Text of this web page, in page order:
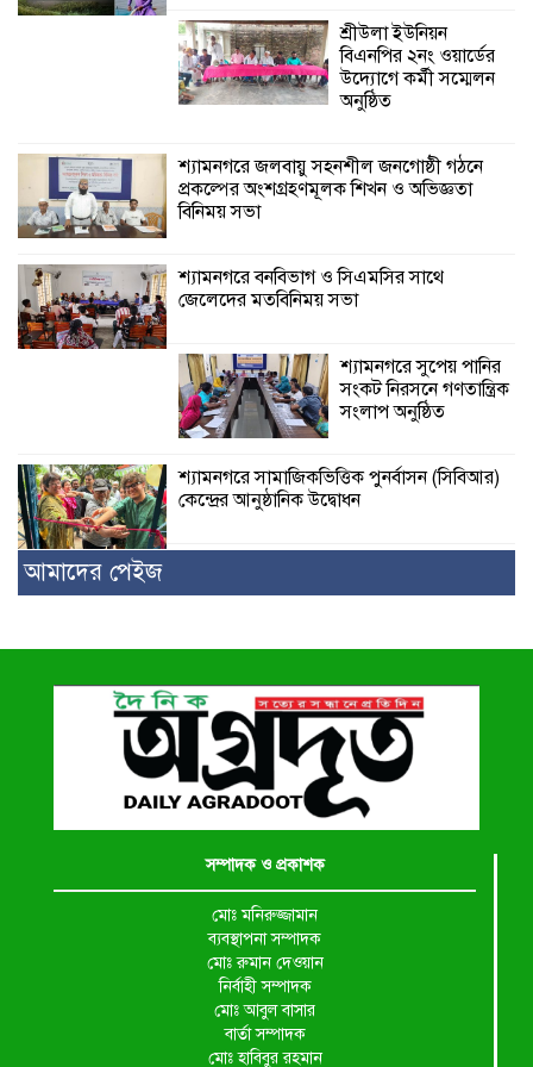
শ্রীউলা ইউনিয়ন
বিএনপির ২নং ওয়ার্ডের
উদ্যোগে কর্মী সম্মেলন
অনুষ্ঠিত
শ্যামনগরে জলবায়ু সহনশীল জনগোষ্ঠী গঠনে
প্রকল্পের অংশগ্রহণমূলক শিখন ও অভিজ্ঞতা
বিনিময় সভা
শ্যামনগরে বনবিভাগ ও সিএমসির সাথে
জেলেদের মতবিনিময় সভা
শ্যামনগরে সুপেয় পানির
সংকট নিরসনে গণতান্ত্রিক
সংলাপ অনুষ্ঠিত
শ্যামনগরে সামাজিকভিত্তিক পুনর্বাসন (সিবিআর)
কেন্দ্রের আনুষ্ঠানিক উদ্বোধন
আমাদের পেইজ
সম্পাদক ও প্রকাশক
মোঃ মনিরুজ্জামান
ব্যবস্থাপনা সম্পাদক
মোঃ রুমান দেওয়ান
নির্বাহী সম্পাদক
মোঃ আবুল বাসার
বার্তা সম্পাদক
মোঃ হাবিবুর রহমান